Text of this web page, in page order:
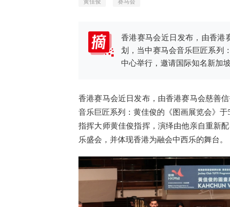
黄佳俊 赛马会
香港赛马会近日发布，由香港
划，当中赛马会音乐巨匠系列
中心举行，邀请国际知名新加
香港赛马会近日发布，由香港赛马会慈善
音乐巨匠系列：黄佳俊的《图画展览会》
指挥大师黄佳俊指挥，演绎由他亲自重新
乐盛会，并体现香港为融会中西乐的舞台。